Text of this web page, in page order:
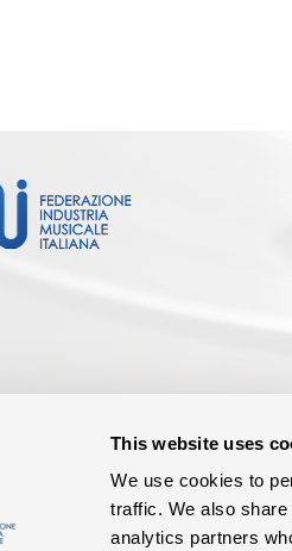
This website uses
We use cookies to
traffic. We also
analytics partners